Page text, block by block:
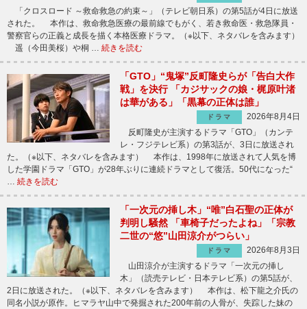
「クロスロード ～救命救急の約束～」（テレビ朝日系）の第5話が4日に放送
された。 本作は、救命救急医療の最前線でもがく、若き救命医・救急隊員・
警察官らの正義と成長を描く本格医療ドラマ。（※以下、ネタバレを含みます）
遥（今田美桜）や桐 … 続きを読む
「GTO」“鬼塚”反町隆史らが「告白大作
戦」を決行 「カジサックの娘・梶原叶渚
は華がある」「黒幕の正体は誰」
ドラマ
2026年8月4日
反町隆史が主演するドラマ「GTO」（カンテ
レ・フジテレビ系）の第3話が、3日に放送され
た。（※以下、ネタバレを含みます） 本作は、1998年に放送されて人気を博
した学園ドラマ「GTO」が28年ぶりに連続ドラマとして復活。50代になった“
続きを読む
「一次元の挿し木」“唯”白石聖の正体が
判明し騒然 「車椅子だったよね」「宗教
二世の“悠”山田涼介がつらい」
ドラマ
2026年8月3日
山田涼介が主演するドラマ「一次元の挿し
木」（読売テレビ・日本テレビ系）の第5話が、
2日に放送された。（※以下、ネタバレを含みます） 本作は、松下龍之介氏の
同名小説が原作。ヒマラヤ山中で発掘された200年前の人骨が、失踪した妹の